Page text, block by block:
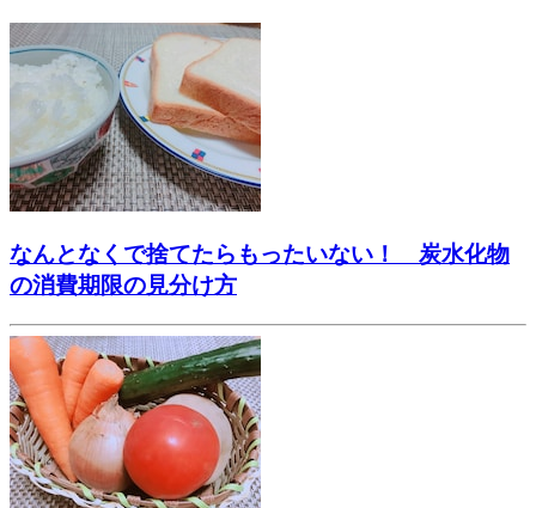
なんとなくで捨てたらもったいない！ 炭水化物
の消費期限の見分け方